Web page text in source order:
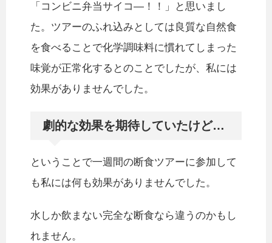
「コンビニ弁当サイコ―！！」と思いまし
た。ツアーのふれ込みとしては良質な自然食
を食べることで化学調味料に慣れてしまった
味覚が正常化するとのことでしたが、私には
効果がありませんでした。
劇的な効果を期待していたけど…
ということで一週間の断食ツアーに参加して
も私には何も効果がありませんでした。
水しか飲まない完全な断食なら違うのかもし
れません。